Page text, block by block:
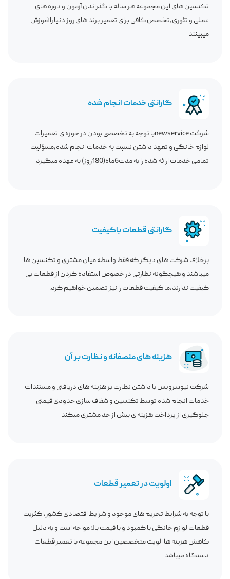
تکنسین های این مجموعه هر ساله با گذراندن آزمون و دوره های
عملی و تئوری،تخصص کافی برای تعمیر برند های روز دنیا را آموزش
میبینند
گارانتی خدمات انجام شده
شرکت newserviceبا توجه به تخصصی بودن در حوزه ی تعمیرات
لوازم خانگی و تعهد داشتن نسبت به خدمات انجام شده،مسؤلیت
تمامی خدمات ارائه شده را به مدت6ماه(180روز) به عهده میگیرد
گارانتی قطعات باکیفیت
برخلاف شرکت های دیگر که فقط واسطه میان مشتری و تکنسین ها
میباشند و هیچگونه نظارتی در خصوص استفاده کردن از قطعات بی
کیفیت ندارند،ما کیفیت قطعات را نیز تضمین خواهیم کرد.
هزینه های منصفانه و نظارت بر آن
شرکت نیوسرویس با داشتن نظارت بر هزینه های دریافتی و مستندات
خدمات انجام شده توسط تکنسین و شفاف سازی حدودی قیمتی
جلوگیری از پرداخت هزینه ی بیش از حد مشتری میکند
اولویت در تعمیر قطعات
با توجه به شرایط تحریم های موجود و شرایط اقتصادی کشور،اکثریت
قطعات لوازم خانگی با کمبود و با قیمت بالا مواجه است و به دلیل
کاهش هزینه ها الویت متخصصین این مجموعه با تعمیر قطعات
دستگاه میباشد